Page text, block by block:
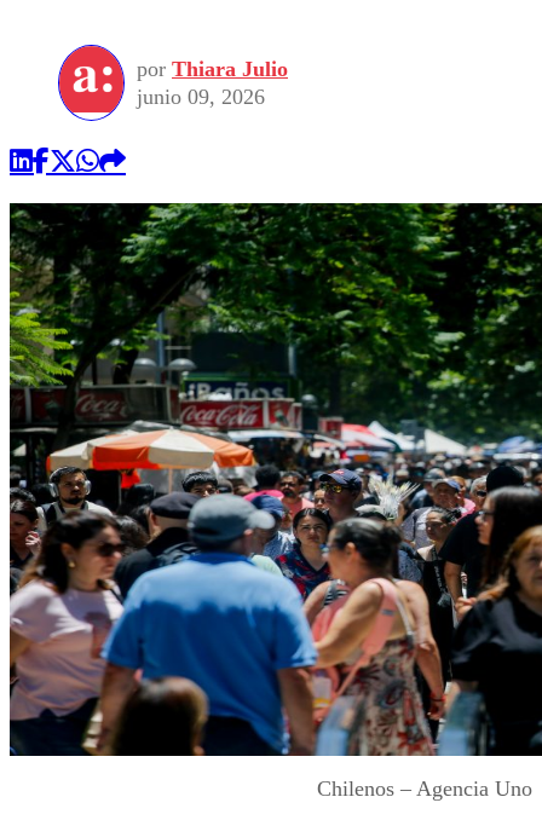
por Thiara Julio
junio 09, 2026
Chilenos – Agencia Uno